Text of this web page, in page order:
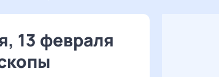
13 февраля